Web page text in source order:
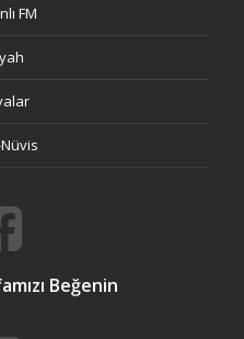
FM
Beğenin